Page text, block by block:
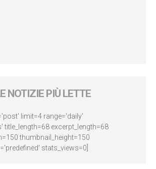
NOTIZIE PIÙ LETTE
limit=4 range='daily'
title_length=68 excerpt_length=68
thumbnail_height=150
stats_views=0]